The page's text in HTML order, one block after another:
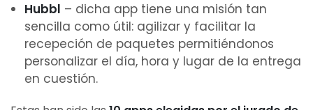
Hubbl – dicha app tiene una misión tan
sencilla como útil: agilizar y facilitar la
recepeción de paquetes permitiéndonos
personalizar el día, hora y lugar de la entrega
en cuestión.